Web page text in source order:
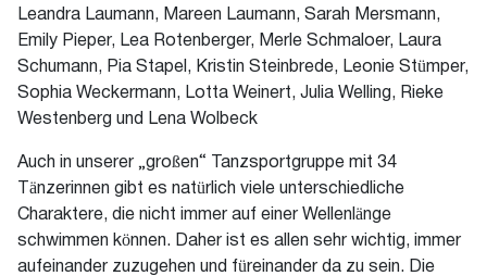
Leandra Laumann, Mareen Laumann, Sarah Mersmann,
Emily Pieper, Lea Rotenberger, Merle Schmaloer, Laura
Schumann, Pia Stapel, Kristin Steinbrede, Leonie Stümper,
Sophia Weckermann, Lotta Weinert, Julia Welling, Rieke
Westenberg und Lena Wolbeck
Auch in unserer „großen“ Tanzsportgruppe mit 34
Tänzerinnen gibt es natürlich viele unterschiedliche
Charaktere, die nicht immer auf einer Wellenlänge
schwimmen können. Daher ist es allen sehr wichtig, immer
aufeinander zuzugehen und füreinander da zu sein. Die